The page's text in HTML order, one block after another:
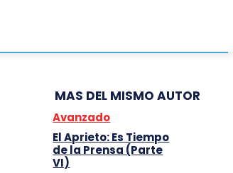
MAS DEL MISMO AUTOR
Avanzado
El Aprieto: Es Tiempo
de la Prensa (Parte
VI)